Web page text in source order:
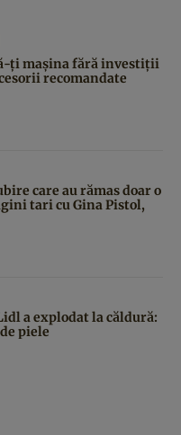
ți mașina fără investiții
recomandate
care au rămas doar o
tari cu Gina Pistol,
a explodat la căldură:
piele